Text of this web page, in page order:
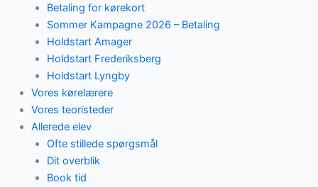
Betaling for kørekort
Sommer Kampagne 2026 – Betaling
Holdstart Amager
Holdstart Frederiksberg
Holdstart Lyngby
Vores kørelærere
Vores teoristeder
Allerede elev
Ofte stillede spørgsmål
Dit overblik
Book tid